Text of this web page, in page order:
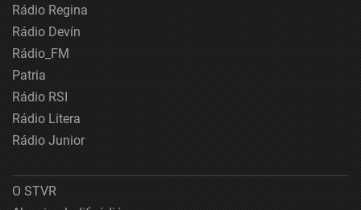
Rádio Regina
Rádio Devín
Rádio_FM
Patria
Rádio RSI
Rádio Litera
Rádio Junior
O STVR